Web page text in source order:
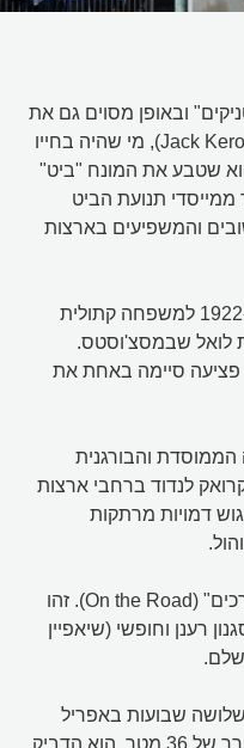
ובאופן מסוים גם את
"מלך ההיפים". אך ג'ק קרואק (Jack Kerouac), מי שהיה בחייו
שטבע את המונח "ביט"
ממייסדי תנועת הביט
והמשפיעים בארצות
ג'ק קרואק (Jack Kerouac) נולד ב-1922 למשפחה קתולית
לואל שבמסצ'וסטס.
פציעה סיימה באחת את
והבורגנית
לנדוד ברחבי ארצות
דמויות מרתקות
מכאן יוולד ב-1957 הרומן שלו "בדרכים" (On the Road). זהו
רענן וחופשי (שיאפיין
שבועות באפריל
1951, על גליל נייר אחד וארוך, באורך של 36 מטר. הוא הדביק